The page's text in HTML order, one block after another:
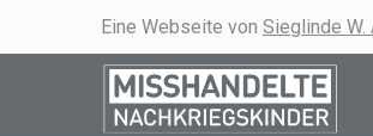
Eine Webseite von Sieglinde W.